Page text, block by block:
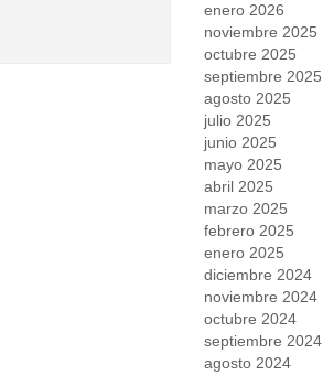
enero 2026
noviembre 2025
octubre 2025
septiembre 2025
agosto 2025
julio 2025
junio 2025
mayo 2025
abril 2025
marzo 2025
febrero 2025
enero 2025
diciembre 2024
noviembre 2024
octubre 2024
septiembre 2024
agosto 2024